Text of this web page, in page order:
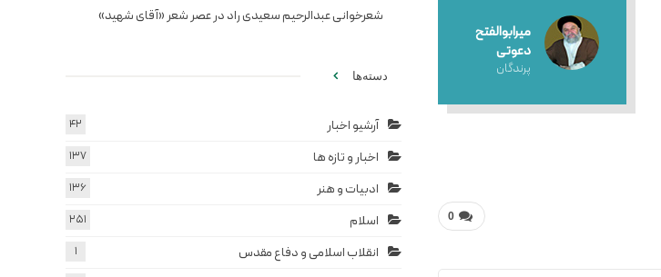
میرابوالفتح
دعوتی
پرندگان
0
شعرخوانی عبدالرحیم سعیدی راد در عصر شعر «آقای شهید»
دسته‌ها
آرشیو اخبار 42
اخبار و تازه ها 137
ادبیات و هنر 136
اسلام 251
انقلاب اسلامی و دفاع مقدس 1